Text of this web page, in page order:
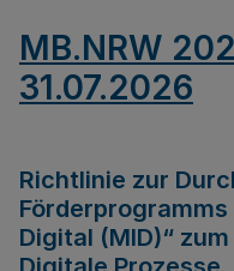
MB.NRW
31.07.2026
Richtlinie zur
Digital (MID)“